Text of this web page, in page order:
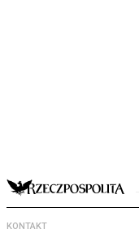
KONTAKT